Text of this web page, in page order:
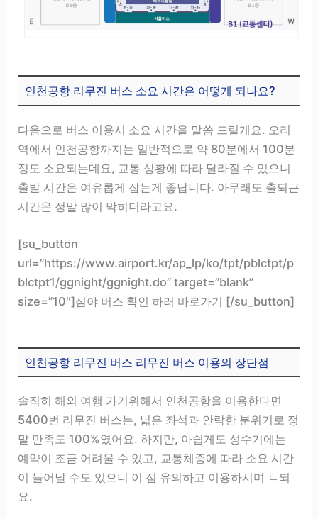
인천공항 리무진 버스 소요 시간은 어떻게 되나요?
다음으로 버스 이용시 소요 시간을 말씀 드릴게요. 오리
역에서 인천공항까지는 일반적으로 약 80분에서 100분
정도 소요되는데요, 교통 상황에 따라 달라질 수 있으니
출발 시간은 여유롭게 잡는게 좋답니다. 아무래도 출퇴근
시간은 정말 많이 막히더라고요.
[su_button
url=”https://www.airport.kr/ap_lp/ko/tpt/pblctpt/p
blctpt1/ggnight/ggnight.do” target=”blank”
size=”10″]심야 버스 확인 하러 바로가기 [/su_button]
인천공항 리무진 버스 리무진 버스 이용의 장단점
솔직히 해외 여행 가기위해서 인천공항을 이용한다면
5400번 리무진 버스는, 넓은 좌석과 안락한 분위기로 정
말 만족도 100%였어요. 하지만, 아쉽게도 성수기에는
예약이 조금 어려울 수 있고, 교통체증에 따라 소요 시간
이 늘어날 수도 있으니 이 점 유의하고 이용하시며 ㄴ되
요.